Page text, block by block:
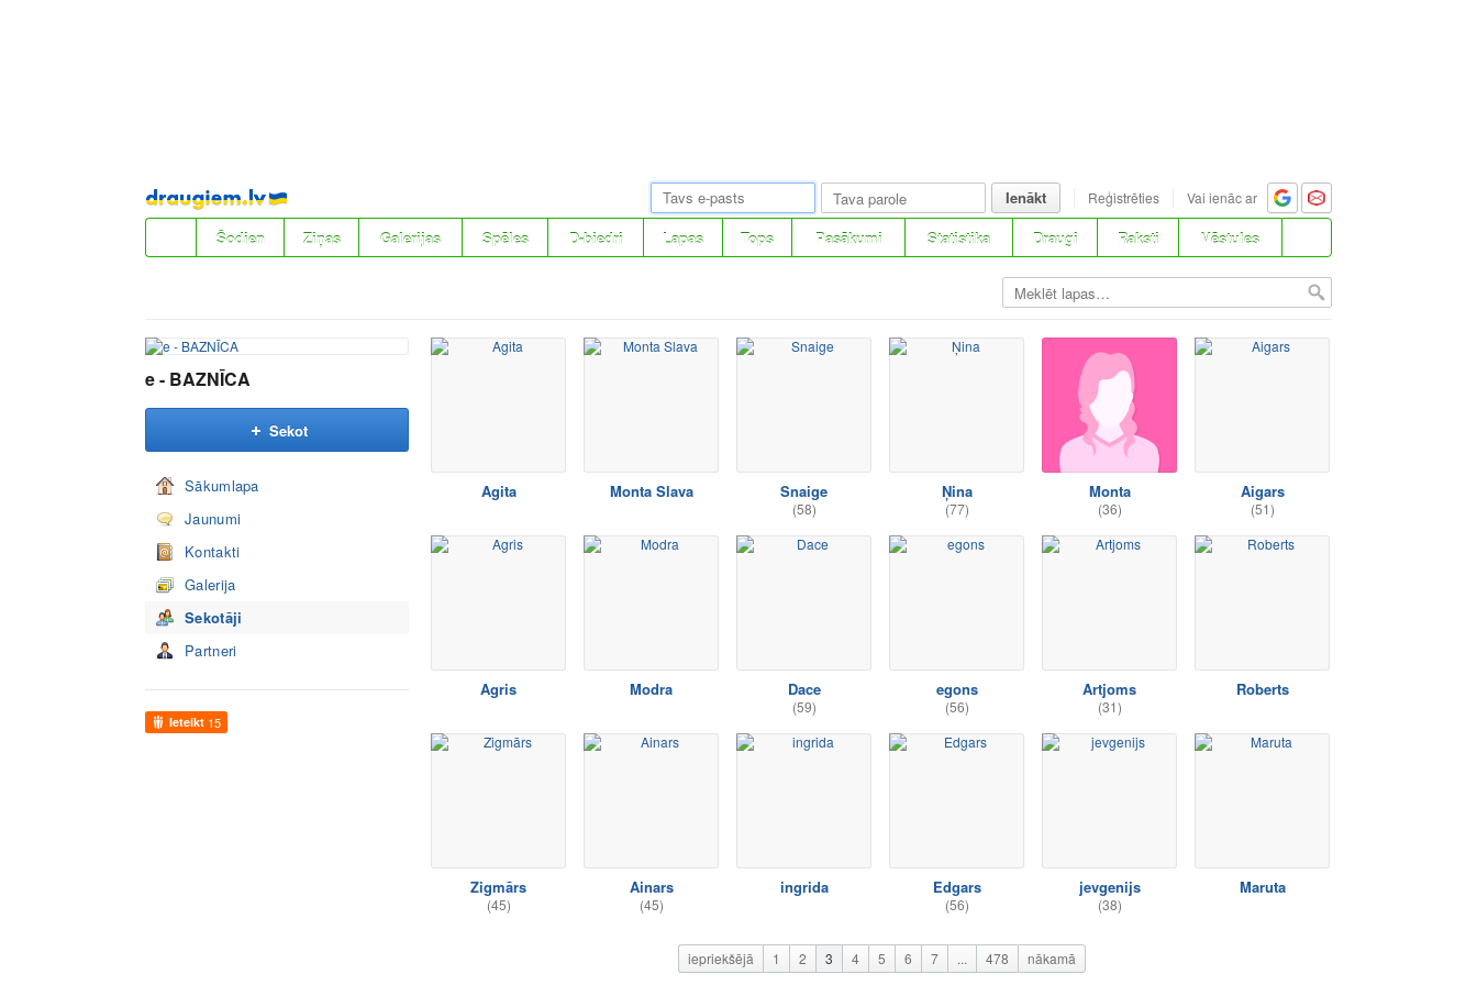
Pāriet
uz
saturu
Ienākt Reģistrēties Vai ienāc ar
Šodien Ziņas Galerijas Spēles D-biedri Lapas Tops Pasākumi Statistika Draugi Raksti Vēstules
e - BAZNĪCA
Sekot
Sākumlapa
Jaunumi
Kontakti
Galerija
Sekotāji
Partneri
Ieteikt 15
Agita Monta Slava Snaige
(58)
Ņina
(77)
Monta
(36)
Aigars
(51)
Agris Modra Dace
(59)
egons
(56)
Artjoms
(31)
Roberts
Zigmārs
(45)
Ainars
(45)
ingrida Edgars
(56)
jevgenijs
(38)
Maruta
iepriekšējā 1 2 3 4 5 6 7 ... 478 nākamā